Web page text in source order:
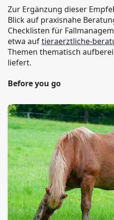
Zur Ergänzung dieser
Blick auf praxisnahe
Checklisten für
etwa auftieraerztliche-
Themen thematisch
liefert.
Before you go